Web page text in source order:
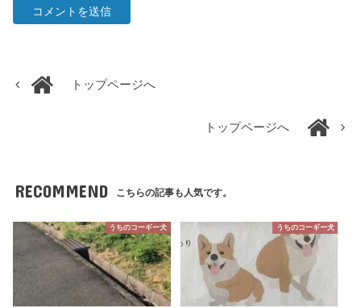
トップページへ
トップページへ
RECOMMEND こちらの記事も人気です。
うちのコーギー犬 うちのコーギー犬